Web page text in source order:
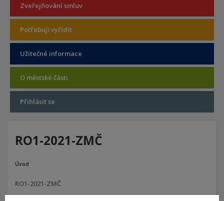
Zveřejňování smluv
Potřebuji vyřídit
Užitečné informace
O městské části
Přihlásit se
RO1-2021-ZMČ
Úvod
RO1-2021-ZMČ